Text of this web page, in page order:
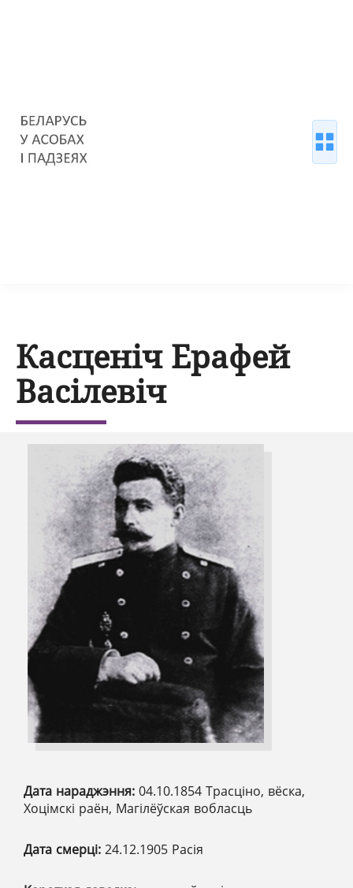
Касценіч Ерафей
Васілевіч
Дата нараджэння: 04.10.1854 Трасціно, вёска,
Хоцімскі раён, Магілёўская вобласць
Дата смерці: 24.12.1905 Расія